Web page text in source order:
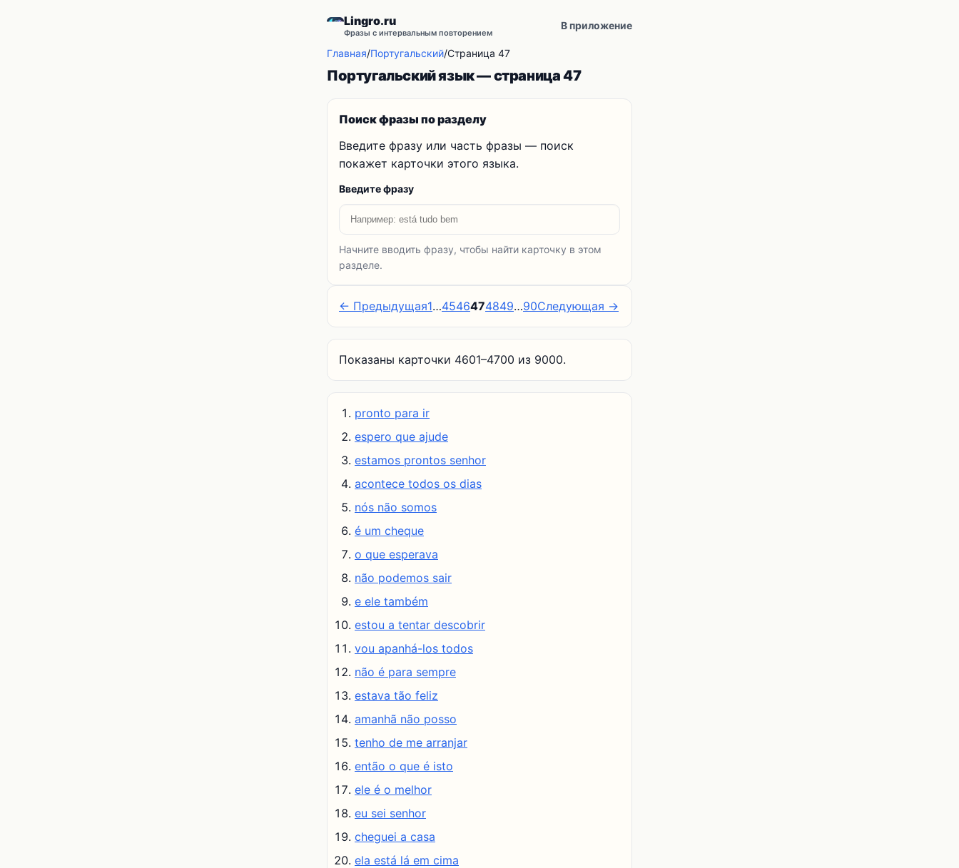
Lingro.ru
Фразы с интервальным повторением
В приложение
Главная/Португальский/Страница 47
Португальский язык — страница 47
Поиск фразы по разделу
Введите фразу или часть фразы — поиск
покажет карточки этого языка.
Введите фразу
Начните вводить фразу, чтобы найти карточку в этом
разделе.
← Предыдущая1…4546474849…90Следующая →
Показаны карточки 4601–4700 из 9000.
pronto para ir
espero que ajude
estamos prontos senhor
acontece todos os dias
nós não somos
é um cheque
o que esperava
não podemos sair
e ele também
estou a tentar descobrir
vou apanhá-los todos
não é para sempre
estava tão feliz
amanhã não posso
tenho de me arranjar
então o que é isto
ele é o melhor
eu sei senhor
cheguei a casa
ela está lá em cima